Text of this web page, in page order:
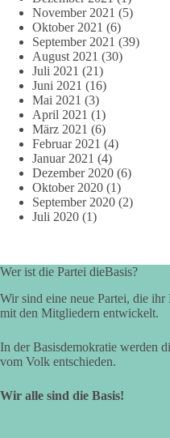
November 2021 (5)
Oktober 2021 (6)
September 2021 (39)
August 2021 (30)
Juli 2021 (21)
Juni 2021 (16)
Mai 2021 (3)
April 2021 (1)
März 2021 (6)
Februar 2021 (4)
Januar 2021 (4)
Dezember 2020 (6)
Oktober 2020 (1)
September 2020 (2)
Juli 2020 (1)
Wer ist die Partei dieBasis?
Wir sind eine neue Partei, die ihr
mit den Mitgliedern entwickelt.
In der Basisdemokratie werden
vom Volk entschieden.
Wir alle sind die Basis!